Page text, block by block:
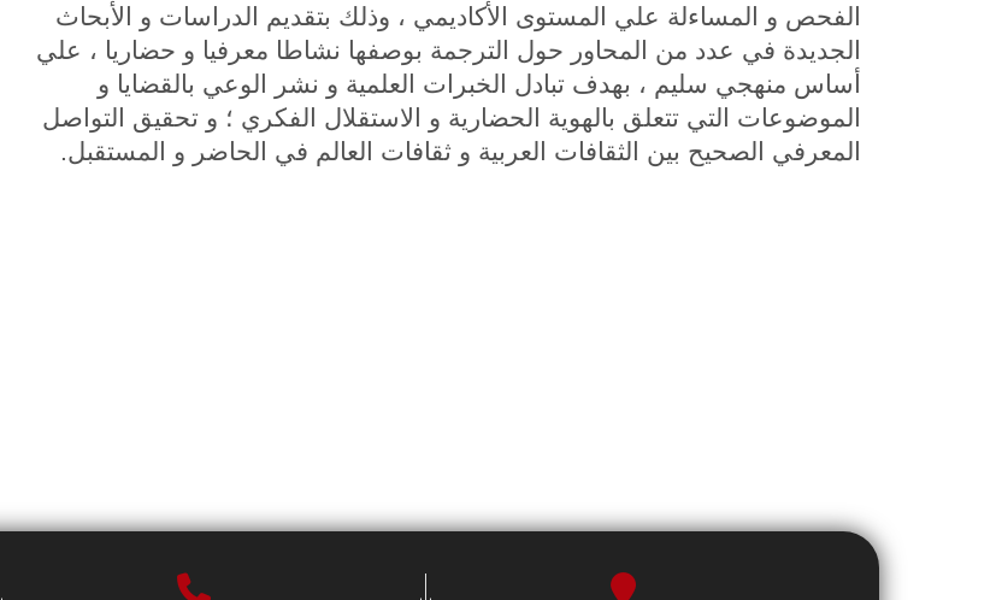
الفحص و المساءلة علي المستوى الأكاديمي ، وذلك بتقديم الدراسات و الأبحاث
الجديدة في عدد من المحاور حول الترجمة بوصفها نشاطا معرفيا و حضاريا ، علي
أساس منهجي سليم ، بهدف تبادل الخبرات العلمية و نشر الوعي بالقضايا و
الموضوعات التي تتعلق بالهوية الحضارية و الاستقلال الفكري ؛ و تحقيق التواصل
المعرفي الصحيح بين الثقافات العربية و ثقافات العالم في الحاضر و المستقبل.